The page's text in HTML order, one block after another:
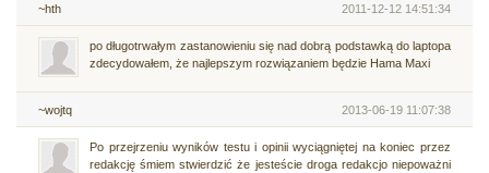
~hth 2011-12-12 14:51:34
po długotrwałym zastanowieniu się nad dobrą podstawką do laptopa
zdecydowałem, że najlepszym rozwiązaniem będzie Hama Maxi
~wojtq 2013-06-19 11:07:38
Po przejrzeniu wyników testu i opinii wyciągniętej na koniec przez
redakcję śmiem stwierdzić że jesteście droga redakcjo niepoważni